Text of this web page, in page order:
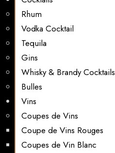
Rhum
Vodka Cocktail
Tequila
Gins
Whisky & Brandy Cocktails
Bulles
Vins
Coupes de Vins
Coupe de Vins Rouges
Coupes de Vin Blanc